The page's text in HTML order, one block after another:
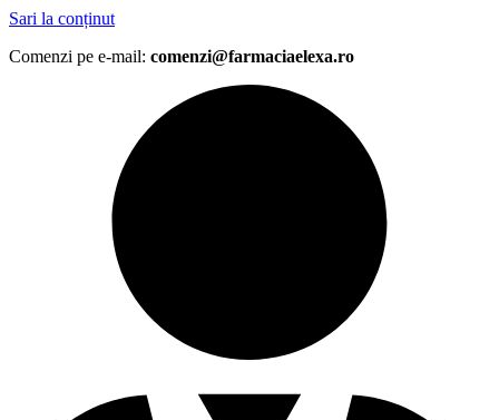
Sari la conținut
Comenzi pe e-mail: comenzi@farmaciaelexa.ro